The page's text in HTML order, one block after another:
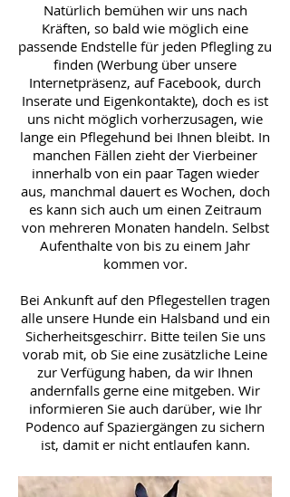
Natürlich bemühen wir uns nach
Kräften, so bald wie möglich eine
passende Endstelle für jeden Pflegling zu
finden (Werbung über unsere
Internetpräsenz, auf Facebook, durch
Inserate und Eigenkontakte), doch es ist
uns nicht möglich vorherzusagen, wie
lange ein Pflegehund bei Ihnen bleibt. In
manchen Fällen zieht der Vierbeiner
innerhalb von ein paar Tagen wieder
aus, manchmal dauert es Wochen, doch
es kann sich auch um einen Zeitraum
von mehreren Monaten handeln. Selbst
Aufenthalte von bis zu einem Jahr
kommen vor.
Bei Ankunft auf den Pflegestellen tragen
alle unsere Hunde ein Halsband und ein
Sicherheitsgeschirr. Bitte teilen Sie uns
vorab mit, ob Sie eine zusätzliche Leine
zur Verfügung haben, da wir Ihnen
andernfalls gerne eine mitgeben. Wir
informieren Sie auch darüber, wie Ihr
Podenco auf Spaziergängen zu sichern
ist, damit er nicht entlaufen kann.